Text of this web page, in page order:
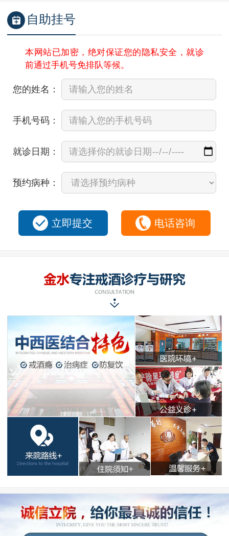
自助挂号
本网站已加密，绝对保证您的隐私安全，就诊
前通过手机号免排队等候。
您的姓名：
手机号码：
就诊日期：
预约病种：
立即提交 电话咨询